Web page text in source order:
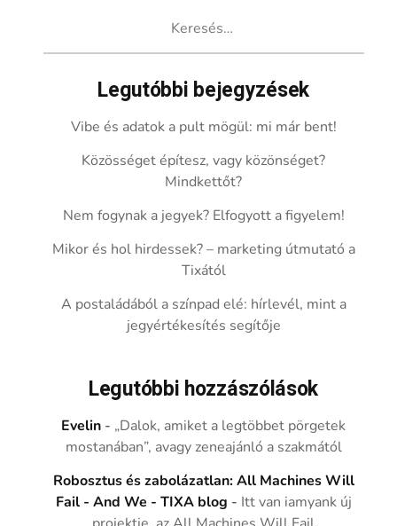
Legutóbbi bejegyzések
Vibe és adatok a pult mögül: mi már bent!
Közösséget építesz, vagy közönséget?
Mindkettőt?
Nem fogynak a jegyek? Elfogyott a figyelem!
Mikor és hol hirdessek? – marketing útmutató a
Tixától
A postaládából a színpad elé: hírlevél, mint a
jegyértékesítés segítője
Legutóbbi hozzászólások
Evelin - „Dalok, amiket a legtöbbet pörgetek
mostanában”, avagy zeneajánló a szakmától
Robosztus és zabolázatlan: All Machines Will
Fail - And We - TIXA blog - Itt van iamyank új